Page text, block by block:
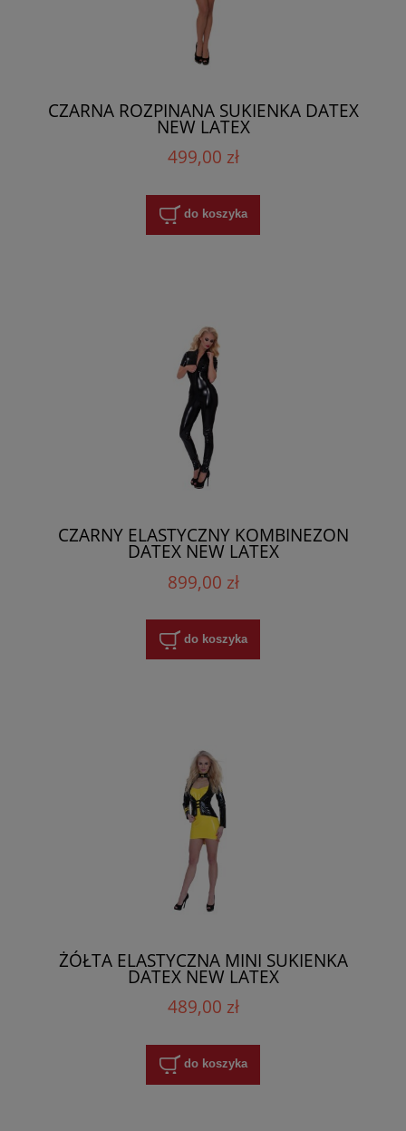
CZARNA ROZPINANA SUKIENKA DATEX
NEW LATEX
499,00 zł
do koszyka
CZARNY ELASTYCZNY KOMBINEZON
DATEX NEW LATEX
899,00 zł
do koszyka
ŻÓŁTA ELASTYCZNA MINI SUKIENKA
DATEX NEW LATEX
489,00 zł
do koszyka